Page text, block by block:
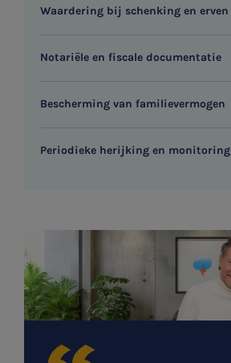
SNEL UW ANTWOORD VINDEN
Meest gezochte onderwerpen
Waardering bij schenking en erven
Notariële en fiscale documentatie
Bescherming van familievermogen
Periodieke herijking en monitoring